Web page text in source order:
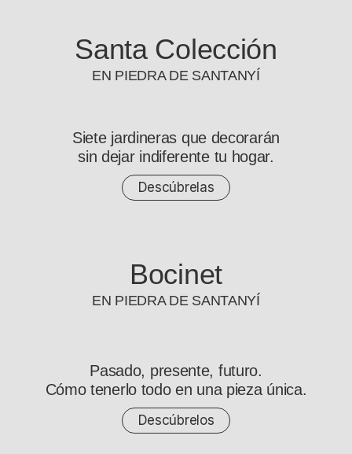
Santa Colección
EN PIEDRA DE SANTANYÍ
Siete jardineras que decorarán
sin dejar indiferente tu hogar.
Descúbrelas
Bocinet
EN PIEDRA DE SANTANYÍ
Pasado, presente, futuro.
Cómo tenerlo todo en una pieza única.
Descúbrelos